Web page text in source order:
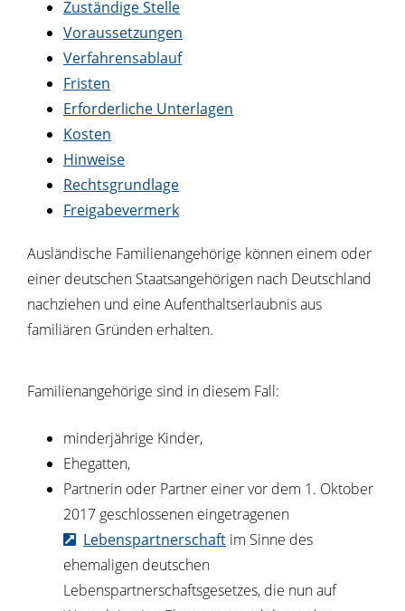
Zuständige Stelle
Voraussetzungen
Verfahrensablauf
Fristen
Erforderliche Unterlagen
Kosten
Hinweise
Rechtsgrundlage
Freigabevermerk
Ausländische Familienangehörige können einem oder
einer deutschen Staatsangehörigen nach Deutschland
nachziehen und eine Aufenthaltserlaubnis aus
familiären Gründen erhalten.
Familienangehörige sind in diesem Fall:
minderjährige Kinder,
Ehegatten,
Partnerin oder Partner einer vor dem 1. Oktober
2017 geschlossenen eingetragenen
Lebenspartnerschaft im Sinne des
ehemaligen deutschen
Lebenspartnerschaftsgesetzes, die nun auf